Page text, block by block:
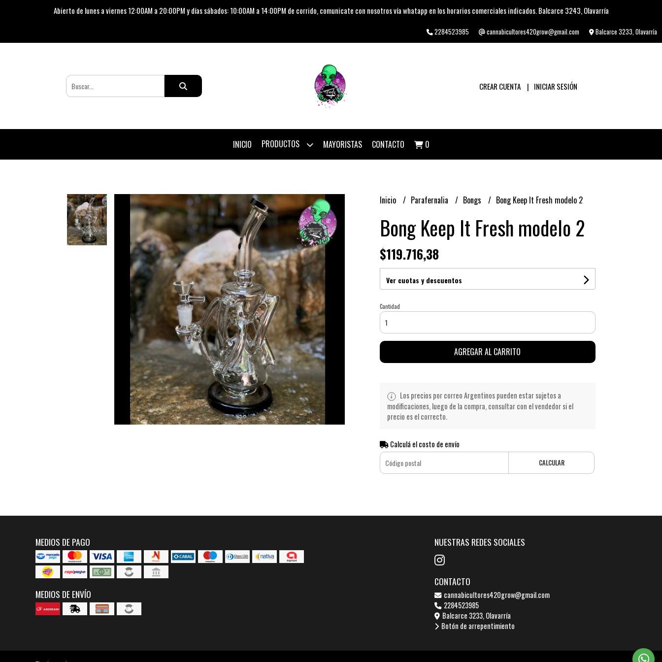
Abierto de lunes a viernes 12:00AM a 20:00PM y días sábados: 10:00AM a 14:00PM de corrido, comunicate con nosotros vía whatapp en los horarios comerciales indicados. Balcarce 3243, Olavarría
2284523985 cannabicultores420grow@gmail.com Balcarce 3233, Olavarría
CREAR CUENTA INICIAR SESIÓN
INICIO PRODUCTOS MAYORISTAS CONTACTO 0
Inicio Parafernalia Bongs Bong Keep It Fresh modelo 2
Bong Keep It Fresh modelo 2
$119.716,38
Ver cuotas y descuentos
Cantidad
AGREGAR AL CARRITO
Los precios por correo Argentinos pueden estar sujetos a
modificaciones, luego de la compra, consultar con el vendedor si el
precio es el correcto.
Calculá el costo de envío
CALCULAR
MEDIOS DE PAGO
MEDIOS DE ENVÍO
NUESTRAS REDES SOCIALES
CONTACTO
cannabicultores420grow@gmail.com
2284523985
Balcarce 3233, Olavarría
Botón de arrepentimiento